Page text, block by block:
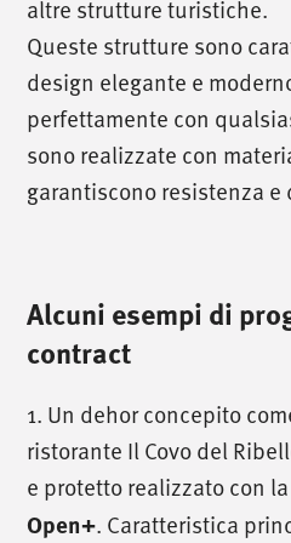
altre strutture turistiche.
Queste strutture sono
design elegante e
perfettamente con
sono realizzate con
garantiscono resistenza e
Alcuni esempi di
contract
1. Un dehor concepito
ristorante Il Covo del
e protetto realizzato con la
Open+. Caratteristica